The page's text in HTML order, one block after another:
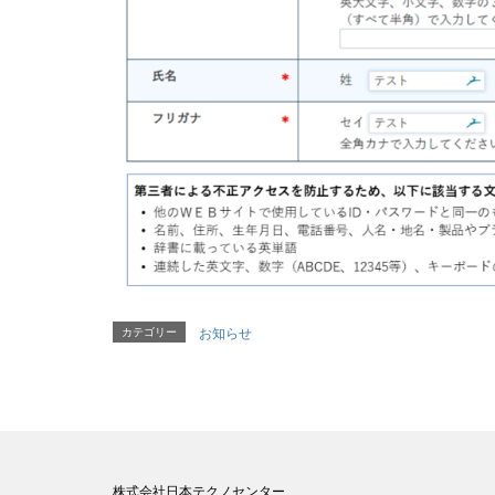
カテゴリー お知らせ
株式会社日本テクノセンター